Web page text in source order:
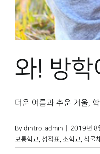
와! 방학
더운 여름과 추운 겨울,
By dintro_admin 2019년 8
보통학교 성적표 소학교 식물